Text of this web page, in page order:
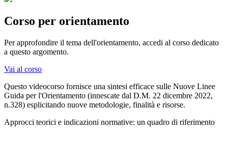
Corso per orientamento
Per approfondire il tema dell'orientamento, accedi al corso dedicato
a questo argomento.
Vai al corso
Questo videocorso fornisce una sintesi efficace sulle Nuove Linee
Guida per l'Orientamento (innescate dal D.M. 22 dicembre 2022,
n.328) esplicitando nuove metodologie, finalità e risorse.
Approcci teorici e indicazioni normative: un quadro di riferimento